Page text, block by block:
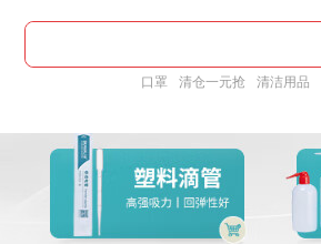
口罩 清仓一元抢 清洁用品